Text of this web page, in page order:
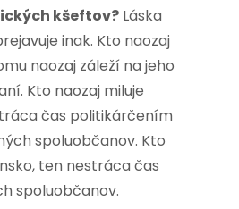
kšeftov?Láska
inak. Kto naozaj
naozaj záleží na jeho
Kto naozaj miluje
čas politikárčením
spoluobčanov. Kto
ten nestráca čas
spoluobčanov.